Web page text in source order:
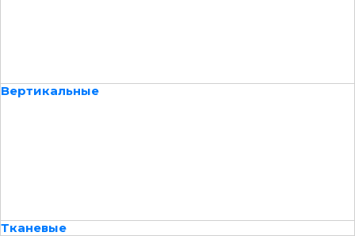
Вертикальные
Тканевые